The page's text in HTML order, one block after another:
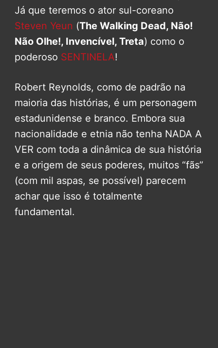
Já que teremos o ator sul-coreano
Steven Yeun (The Walking Dead, Não!
Não Olhe!, Invencível, Treta) como o
poderoso SENTINELA!
Robert Reynolds, como de padrão na
maioria das histórias, é um personagem
estadunidense e branco. Embora sua
nacionalidade e etnia não tenha NADA A
VER com toda a dinâmica de sua história
e a origem de seus poderes, muitos “fãs”
(com mil aspas, se possível) parecem
achar que isso é totalmente
fundamental.